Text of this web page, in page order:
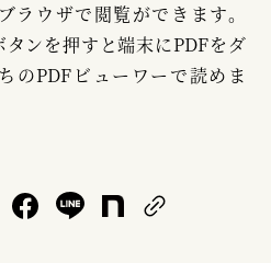
ラウザで閲覧ができます。
タンを押すと端末にPDFをダ
のPDFビューワーで読めま